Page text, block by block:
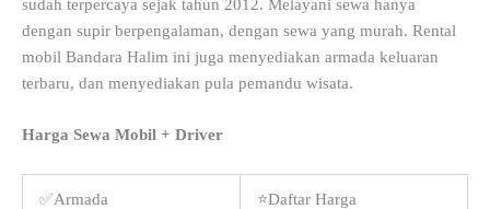
sudah terpercaya sejak tahun 2012. Melayani sewa hanya
dengan supir berpengalaman, dengan sewa yang murah. Rental
mobil Bandara Halim ini juga menyediakan armada keluaran
terbaru, dan menyediakan pula pemandu wisata.
Harga Sewa Mobil + Driver
✅Armada ⭐Daftar Harga